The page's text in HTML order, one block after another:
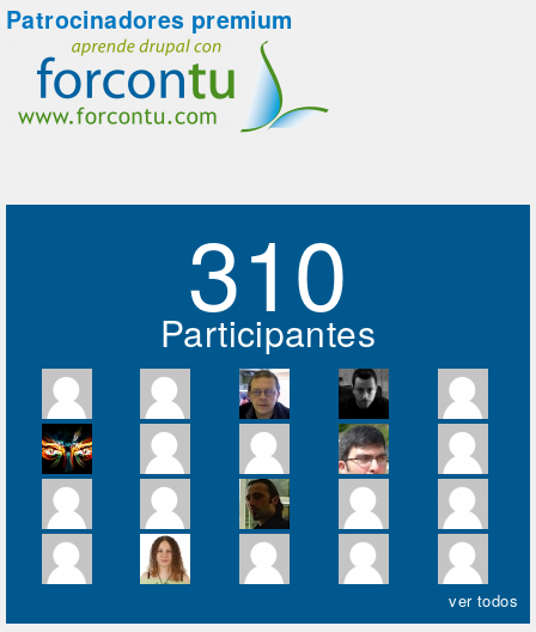
Patrocinadores premium
310
Participantes
ver todos